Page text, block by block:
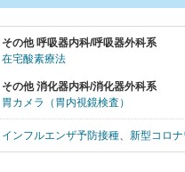
その他 呼吸器内科/呼吸器外科系
在宅酸素療法
その他 消化器内科/消化器外科系
胃カメラ（胃内視鏡検査）
インフルエンザ予防接種、 新型コロ